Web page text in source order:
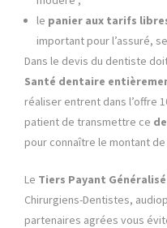
le panier aux tarifs
important pour l’assuré,
Dans le devis du dentiste
Santé dentaire
réaliser entrent dans l’offre
patient de transmettre ce
pour connaître le montant
Le Tiers Payant
Chirurgiens-Dentistes,
partenaires agrées vous